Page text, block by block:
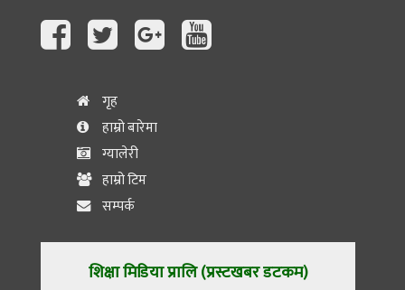
गृह
हाम्रो बारेमा
ग्यालेरी
हाम्रो टिम
सम्पर्क
शिक्षा मिडिया प्रालि (प्रस्टखबर डटकम)